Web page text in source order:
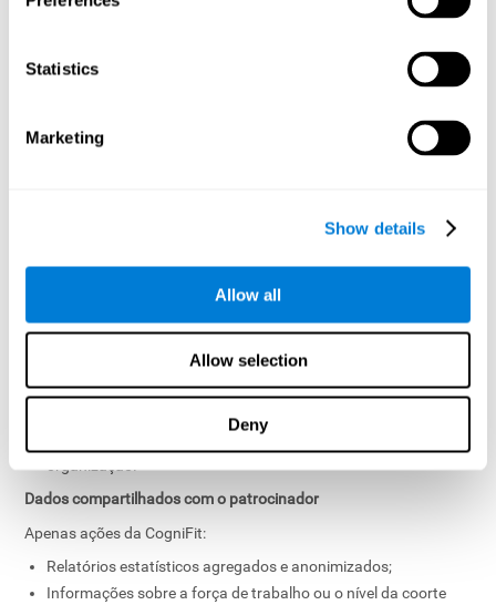
Statistics
Marketing
Show details
Allow all
Allow selection
Deny
A CogniFit pode coletar:
aplicável);
Dados de atividade e utilização do treinamento;
exclusivamente para:
Fornecer avaliações cognitivas e treinamento personalizados
ao usuário;
Aprimorar e desenvolver os serviços;
Dados compartilhados com o patrocinador
Apenas ações da CogniFit:
Relatórios estatísticos agregados e anonimizados;
Informações sobre a força de trabalho ou o nível da coorte